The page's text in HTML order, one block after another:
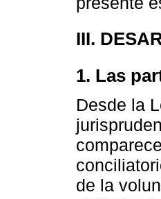
III.
1. Las
Desde la
de la